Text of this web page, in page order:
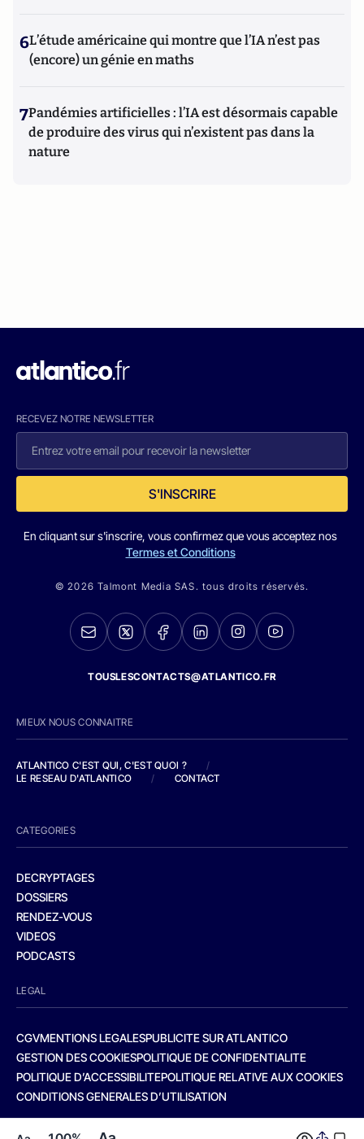
6L’étude américaine qui montre que l’IA n’est pas
(encore) un génie en maths
7Pandémies artificielles : l’IA est désormais capable
de produire des virus qui n’existent pas dans la
nature
RECEVEZ NOTRE NEWSLETTER
S'INSCRIRE
En cliquant sur s'inscrire, vous confirmez que vous acceptez nos
Termes et Conditions
© 2026 Talmont Media SAS. tous droits réservés.
TOUSLESCONTACTS@ATLANTICO.FR
MIEUX NOUS CONNAITRE
ATLANTICO C'EST QUI, C'EST QUOI ?
/
LE RESEAU D'ATLANTICO
/ CONTACT
CATEGORIES
DECRYPTAGES
DOSSIERS
RENDEZ-VOUS
VIDEOS
PODCASTS
LEGAL
CGVMENTIONS LEGALESPUBLICITE SUR ATLANTICO
GESTION DES COOKIESPOLITIQUE DE CONFIDENTIALITE
POLITIQUE D’ACCESSIBILITEPOLITIQUE RELATIVE AUX COOKIES
CONDITIONS GENERALES D’UTILISATION